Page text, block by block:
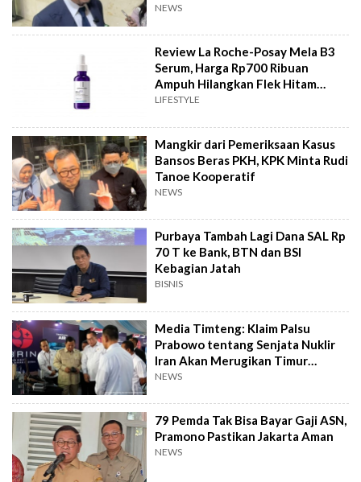
NEWS
Review La Roche-Posay Mela B3
Serum, Harga Rp700 Ribuan
Ampuh Hilangkan Flek Hitam
Bandel?
LIFESTYLE
Mangkir dari Pemeriksaan Kasus
Bansos Beras PKH, KPK Minta Rudi
Tanoe Kooperatif
NEWS
Purbaya Tambah Lagi Dana SAL Rp
70 T ke Bank, BTN dan BSI
Kebagian Jatah
BISNIS
Media Timteng: Klaim Palsu
Prabowo tentang Senjata Nuklir
Iran Akan Merugikan Timur
Tengah
NEWS
79 Pemda Tak Bisa Bayar Gaji ASN,
Pramono Pastikan Jakarta Aman
NEWS